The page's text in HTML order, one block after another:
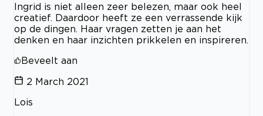
Ingrid is niet alleen zeer belezen, maar ook heel
creatief. Daardoor heeft ze een verrassende kijk
op de dingen. Haar vragen zetten je aan het
denken en haar inzichten prikkelen en inspireren.
Beveelt aan
2 March 2021
Lois